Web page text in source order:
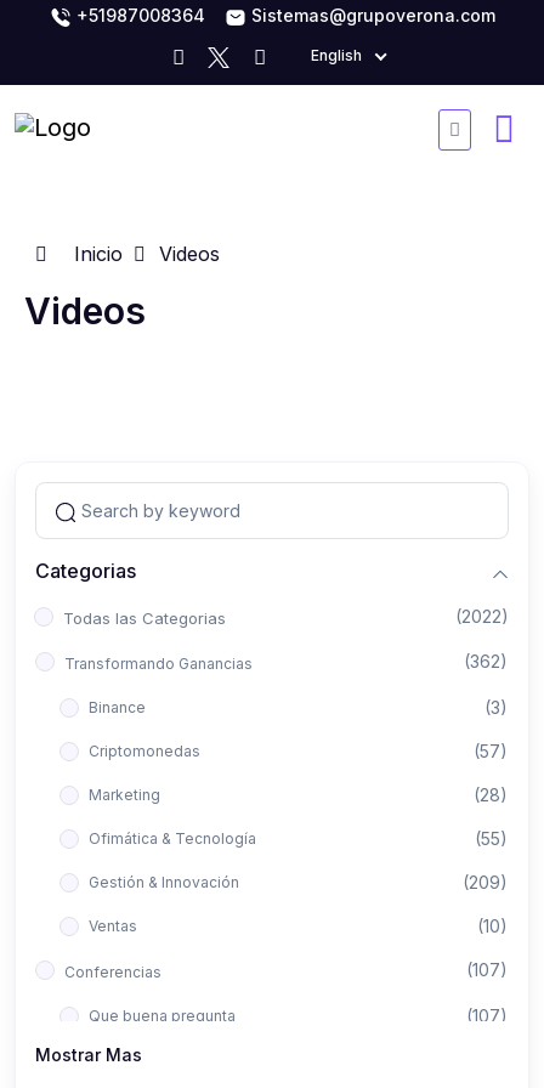
+51987008364 Sistemas@grupoverona.com
English
Inicio Videos
Videos
Categorias
Todas las Categorias (2022)
Transformando Ganancias (362)
Binance (3)
Criptomonedas (57)
Marketing (28)
Ofimática & Tecnología (55)
Gestión & Innovación (209)
Ventas (10)
Conferencias (107)
Que buena pregunta (107)
Aló Asesor
Mostrar Mas